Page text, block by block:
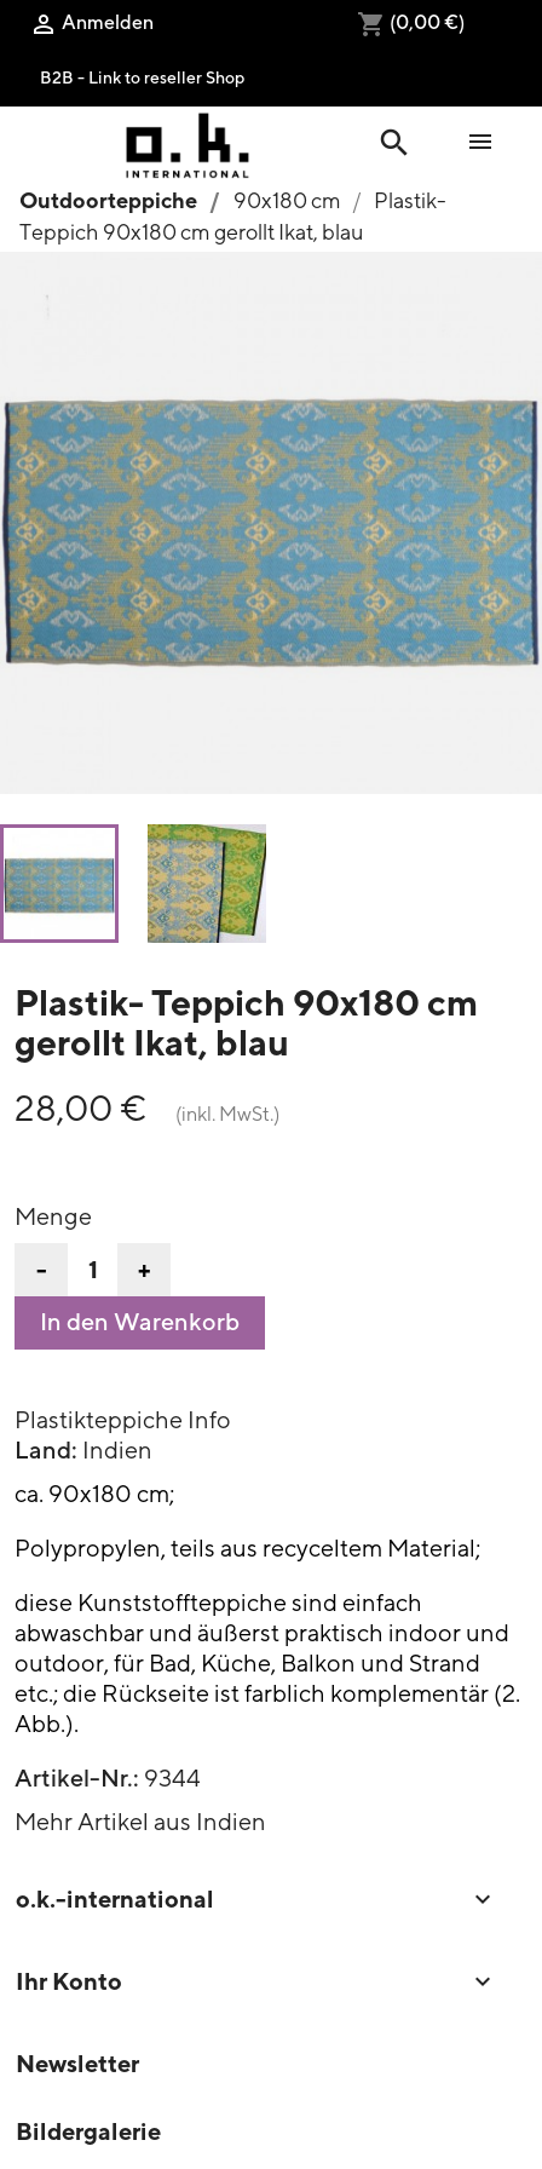
 Anmelden shopping_cart (0,00 €)
B2B - Link to reseller Shop
search 
Outdoorteppiche 90x180 cm
Plastik-
Teppich 90x180 cm gerollt Ikat, blau
Plastik- Teppich 90x180 cm
gerollt Ikat, blau
28,00 €
(inkl. MwSt.)
Menge
- +
In den Warenkorb
Plastikteppiche Info
Land: Indien
ca. 90x180 cm;
Polypropylen, teils aus recyceltem Material;
diese Kunststoffteppiche sind einfach
abwaschbar und äußerst praktisch indoor und
outdoor, für Bad, Küche, Balkon und Strand
etc.; die Rückseite ist farblich komplementär (2.
Abb.).
Artikel-Nr.: 9344
Mehr Artikel aus Indien
o.k.-international 
Ihr Konto 
Newsletter
Bildergalerie